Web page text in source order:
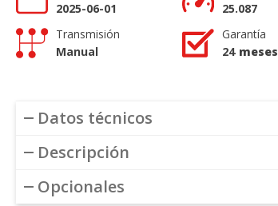
2025-06-01
25.087
Transmisión
Manual
Garantía
24 meses
Datos técnicos
Descripción
Opcionales